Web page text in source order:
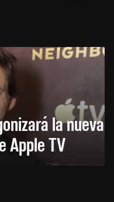
la nueva
Apple TV